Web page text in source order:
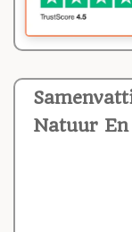
Natuur